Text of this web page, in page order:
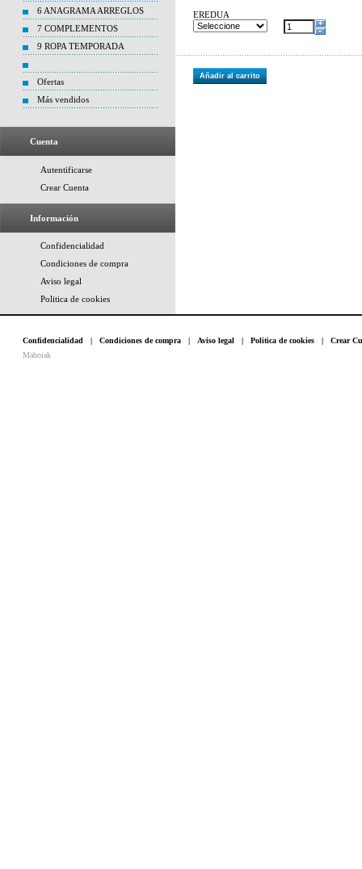
6 ANAGRAMA ARREGLOS
7 COMPLEMENTOS
9 ROPA TEMPORADA
Ofertas
Más vendidos
Cuenta
Autentificarse
Crear Cuenta
Información
Confidencialidad
Condiciones de compra
Aviso legal
Politica de cookies
EREDUA
Añadir al carrito
Confidencialidad | Condiciones de compra | Aviso legal | Politica de cookies | Crear
Mahoiak